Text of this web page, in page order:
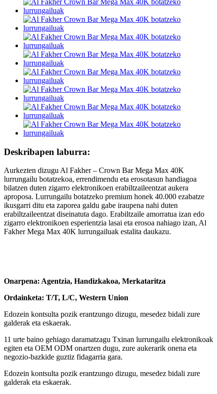
Deskribapen laburra:
Aurkezten dizugu Al Fakher – Crown Bar Mega Max 40K
lurrungailu botatzekoa, errendimendu eta erosotasun handiagoa
bilatzen duten zigarro elektronikoen erabiltzaileentzat aukera
aproposa. Lurrungailu botatzeko premium honek 40.000 ezabatze
ikusgarri ditu eta zaporea galdu gabe iraupena nahi duten
erabiltzaileentzat diseinatuta dago. Erabiltzaile amorratua izan edo
zigarro elektronikoen esperientzia lasai eta erosoa nahiago izan, Al
Fakher Mega Max 40K lurrungailuak estalita daukazu.
Onarpena: Agentzia, Handizkakoa, Merkataritza
Ordainketa: T/T, L/C, Western Union
Edozein kontsulta pozik erantzungo dizugu, mesedez bidali zure
galderak eta eskaerak.
11 urte baino gehiago daramatzagu Txinan lurrungailu elektronikoak
egiten eta OEM ODM onartzen dugu, zure aukerarik onena eta
negozio-bazkide guztiz fidagarria gara.
Edozein kontsulta pozik erantzungo dizugu, mesedez bidali zure
galderak eta eskaerak.